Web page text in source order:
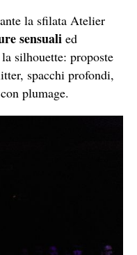
la sfilata Atelier
sensuali ed
silhouette: proposte
spacchi profondi,
plumage.